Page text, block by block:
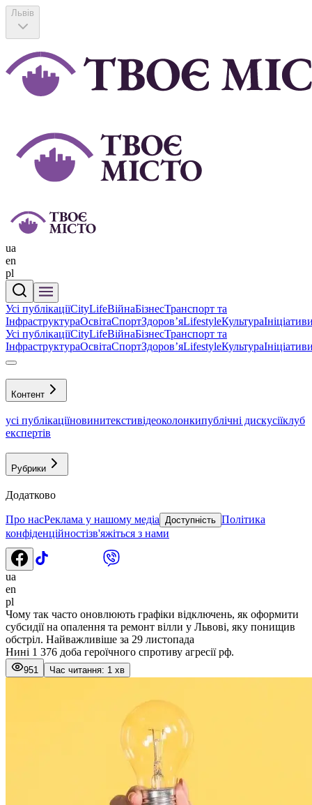
Львів
ua
en
pl
Усі публікаціїCityLifeВійнаБізнесТранспорт та
ІнфраструктураОсвітаСпортЗдоровʼяLifestyleКультура
Усі публікаціїCityLifeВійнаБізнесТранспорт та
ІнфраструктураОсвітаСпортЗдоровʼяLifestyleКультура
Контент
усі публікаціїновинитекстивідеоколонкипублічні дискусіїклуб
експертів
Рубрики
Додатково
Про насРеклама у нашому медіа Доступність Політика
конфіденційностізв'яжіться з нами
ua
en
pl
Чому так часто оновлюють графіки відключень, як оформити
субсидії на опалення та ремонт вілли у Львові, яку понищив
обстріл. Найважливіше за 29 листопада
Нині 1 376 доба героїчного спротиву агресії рф.
951 Час читання: 1 хв